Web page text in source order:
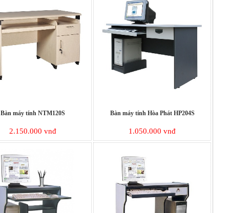
Bàn máy tính NTM120S
2.150.000 vnđ
Bàn máy tính Hòa Phát HP204S
1.050.000 vnđ